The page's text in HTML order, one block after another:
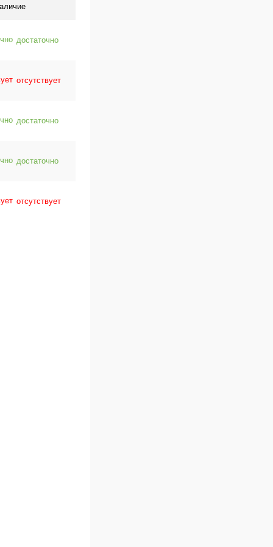
достаточно
отсутствует
достаточно
достаточно
отсутствует